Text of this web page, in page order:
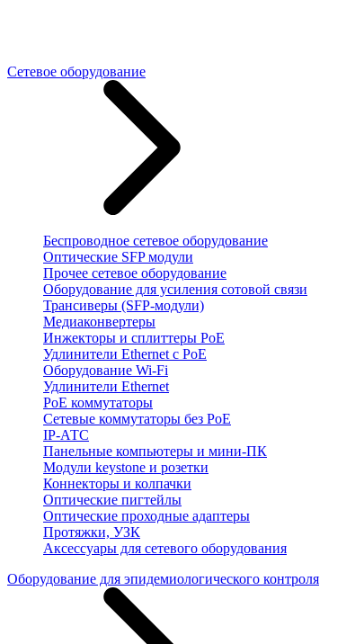
Сетевое оборудование
Беспроводное сетевое оборудование
Оптические SFP модули
Прочее сетевое оборудование
Оборудование для усиления сотовой связи
Трансиверы (SFP-модули)
Медиаконвертеры
Инжекторы и сплиттеры PoE
Удлинители Ethernet с PoE
Оборудование Wi-Fi
Удлинители Ethernet
PoE коммутаторы
Сетевые коммутаторы без PoE
IP-АТС
Панельные компьютеры и мини-ПК
Модули keystone и розетки
Коннекторы и колпачки
Оптические пигтейлы
Оптические проходные адаптеры
Протяжки, УЗК
Аксессуары для сетевого оборудования
Оборудование для эпидемиологического контроля